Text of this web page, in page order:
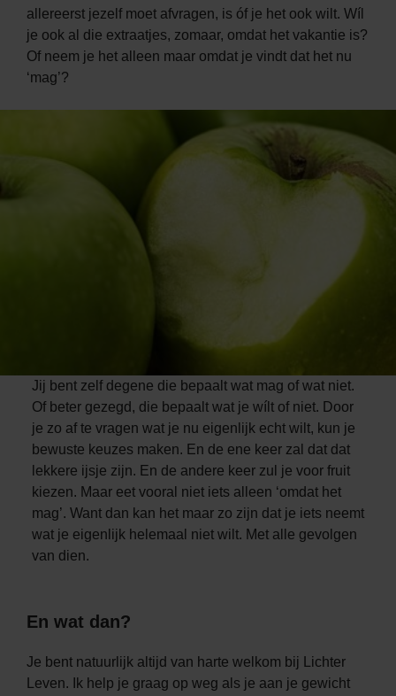
allereerst jezelf moet afvragen, is óf je het ook wilt. Wíl
je ook al die extraatjes, zomaar, omdat het vakantie is?
Of neem je het alleen maar omdat je vindt dat het nu
‘mag’?
Jij bent zelf degene die bepaalt wat mag of wat niet.
Of beter gezegd, die bepaalt wat je wílt of niet. Door
je zo af te vragen wat je nu eigenlijk echt wilt, kun je
bewuste keuzes maken. En de ene keer zal dat dat
lekkere ijsje zijn. En de andere keer zul je voor fruit
kiezen. Maar eet vooral niet iets alleen ‘omdat het
mag’. Want dan kan het maar zo zijn dat je iets neemt
wat je eigenlijk helemaal niet wilt. Met alle gevolgen
van dien.
En wat dan?
Je bent natuurlijk altijd van harte welkom bij Lichter
Leven. Ik help je graag op weg als je aan je gewicht